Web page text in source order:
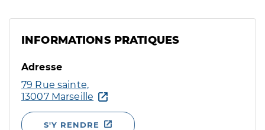
INFORMATIONS PRATIQUES
Adresse
79 Rue sainte,
13007 Marseille
S'Y RENDRE